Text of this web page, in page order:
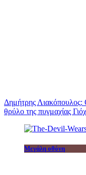
Δημήτρης Λιακόπουλος:
θρύλο της πυγμαχίας
Μεγάλη οθόνη